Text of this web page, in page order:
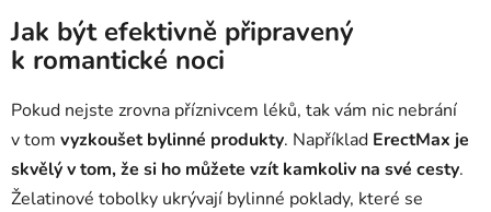
Jak být efektivně připravený
k romantické noci
Pokud nejste zrovna příznivcem léků, tak vám nic nebrání
v tom vyzkoušet bylinné produkty. Například ErectMax je
skvělý v tom, že si ho můžete vzít kamkoliv na své cesty.
Želatinové tobolky ukrývají bylinné poklady, které se